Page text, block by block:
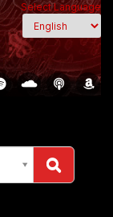
Select Language